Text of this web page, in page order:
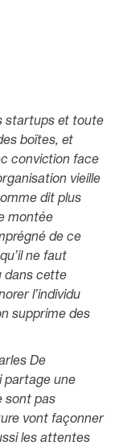
startups et toute
boîtes, et
conviction face
vieille
dit plus
montée
de ce
ne faut
dans cette
l’individu
supprime des
De
partage une
sont pas
vont façonner
les attentes